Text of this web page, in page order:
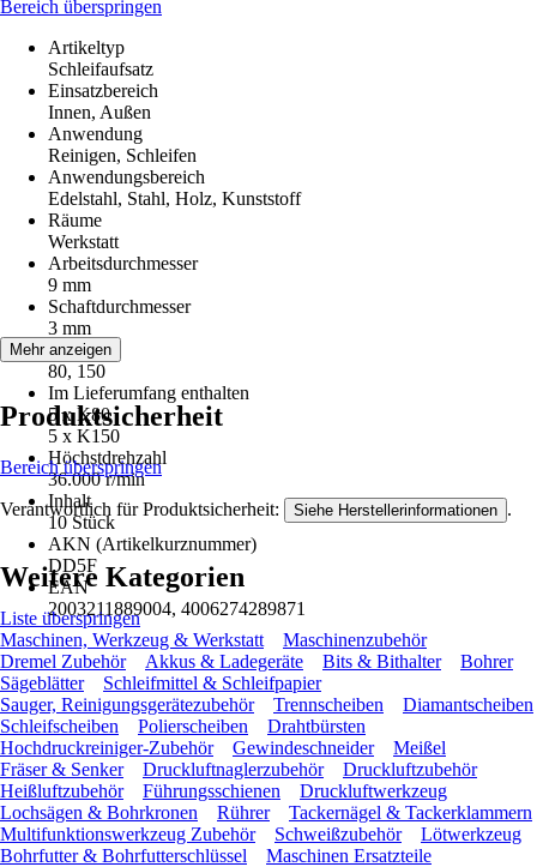
Bereich überspringen
Artikeltyp
Schleifaufsatz
Einsatzbereich
Innen, Außen
Anwendung
Reinigen, Schleifen
Anwendungsbereich
Edelstahl, Stahl, Holz, Kunststoff
Räume
Werkstatt
Arbeitsdurchmesser
9 mm
Schaftdurchmesser
3 mm
Körnung
80, 150
Im Lieferumfang enthalten
5 x K80
5 x K150
Höchstdrehzahl
36.000 r/min
Inhalt
10 Stück
AKN (Artikelkurznummer)
DD5F
EAN
2003211889004, 4006274289871
Mehr anzeigen
Produktsicherheit
Bereich überspringen
Verantwortlich für Produktsicherheit: Siehe Herstellerinformationen .
Weitere Kategorien
Liste überspringen
Maschinen, Werkzeug & Werkstatt
Maschinenzubehör
Dremel Zubehör
Akkus & Ladegeräte Bits & Bithalter
Bohrer
Sägeblätter
Schleifmittel & Schleifpapier
Sauger, Reinigungsgerätezubehör
Trennscheiben
Diamantscheiben
Schleifscheiben
Polierscheiben
Drahtbürsten
Hochdruckreiniger-Zubehör
Gewindeschneider
Meißel
Fräser & Senker
Druckluftnaglerzubehör
Druckluftzubehör
Heißluftzubehör
Führungsschienen
Druckluftwerkzeug
Lochsägen & Bohrkronen
Rührer
Tackernägel & Tackerklammern
Multifunktionswerkzeug Zubehör
Schweißzubehör
Lötwerkzeug
Bohrfutter & Bohrfutterschlüssel
Maschinen Ersatzteile